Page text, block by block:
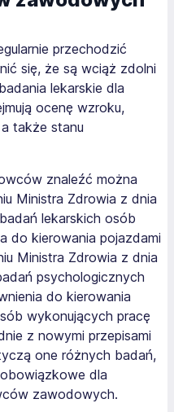
przechodzić
się, że są wciąż zdolni
lekarskie dla
ocenę wzroku,
także stanu
znaleźć można
Ministra Zdrowia z dnia
lekarskich osób
do kierowania pojazdami
Ministra Zdrowia z dnia
psychologicznych
do kierowania
wykonujących pracę
z nowymi przepisami
one różnych badań,
dla
zawodowych.